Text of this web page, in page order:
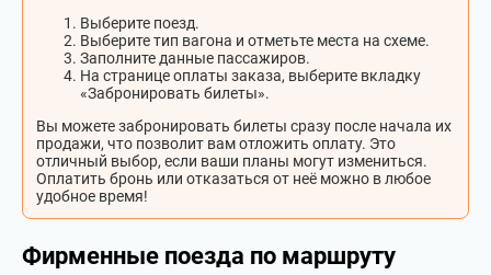
Выберите поезд.
Выберите тип вагона и отметьте места на схеме.
Заполните данные пассажиров.
На странице оплаты заказа, выберите вкладку
«Забронировать билеты».
Вы можете забронировать билеты сразу после начала их
продажи, что позволит вам отложить оплату. Это
отличный выбор, если ваши планы могут измениться.
Оплатить бронь или отказаться от неё можно в любое
удобное время!
Фирменные поезда по маршруту